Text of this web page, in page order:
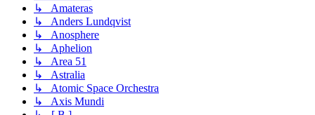
↳ Amateras
↳ Anders Lundqvist
↳ Anosphere
↳ Aphelion
↳ Area 51
↳ Astralia
↳ Atomic Space Orchestra
↳ Axis Mundi